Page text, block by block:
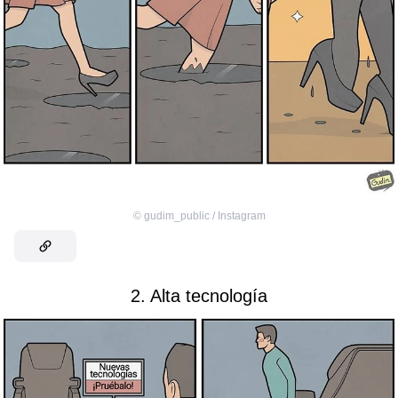
© gudim_public / Instagram
2. Alta tecnología